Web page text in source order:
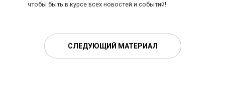
чтобы быть в курсе всех новостей и событий!
СЛЕДУЮЩИЙ МАТЕРИАЛ